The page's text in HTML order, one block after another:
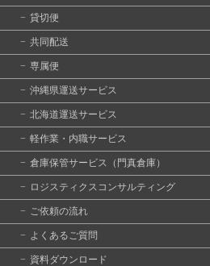
貸切便
共同配送
専属便
沖縄県運送サービス
北海道運送サービス
軽作業・内職サービス
倉庫保管サービス（門真倉庫）
ロジスティクスコンサルティング
ご依頼の流れ
よくあるご質問
資料ダウンロード